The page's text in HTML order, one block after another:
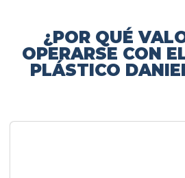
¿POR QUÉ
OPERARSE CON
PLÁSTICO